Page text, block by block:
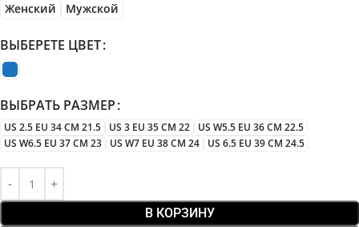
Женский Мужской
ВЫБЕРЕТЕ ЦВЕТ
ВЫБРАТЬ РАЗМЕР
US 2.5 EU 34 CM 21.5 US 3 EU 35 CM 22
US W5.5 EU 36 CM 22.5
US W6.5 EU 37 CM 23
US W7 EU 38 CM 24 US 6.5 EU 39 CM 24.5
В КОРЗИНУ